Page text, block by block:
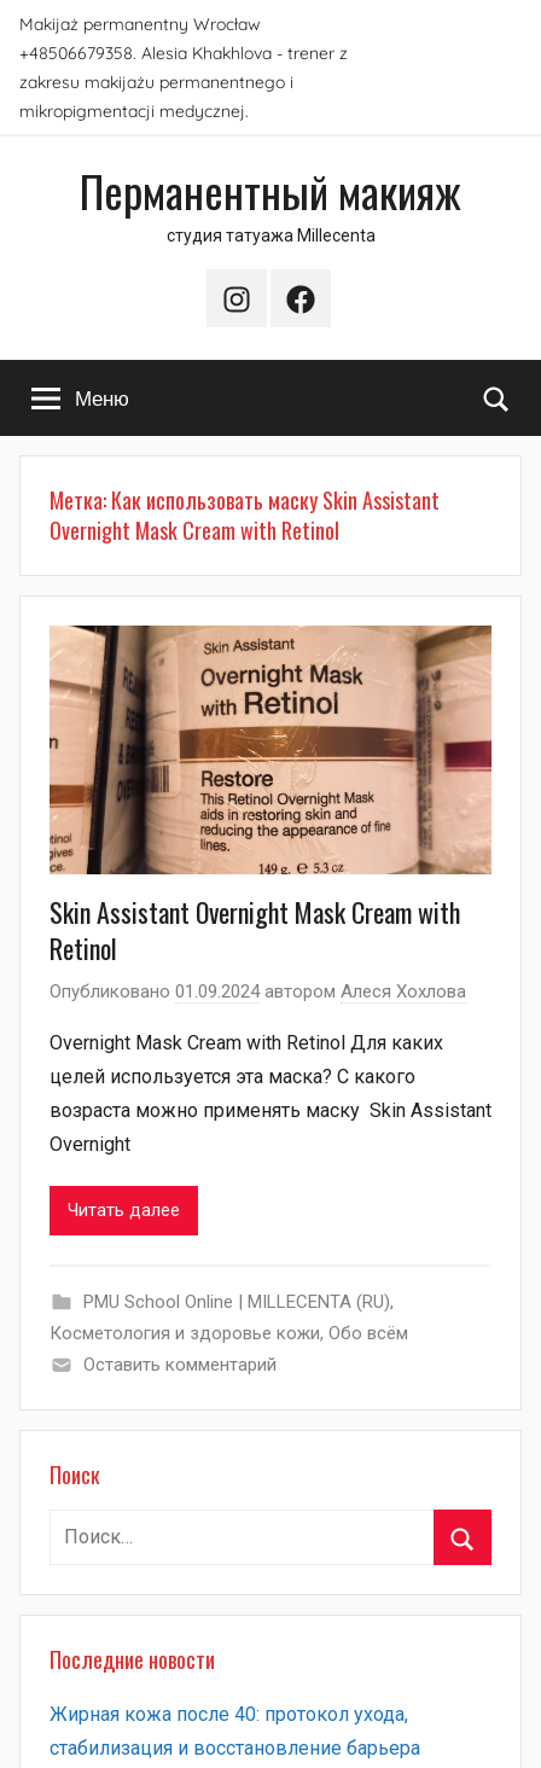
Перейти
содержимому
Makijaż permanentny Wrocław
+48506679358. Alesia Khakhlova - trener z
zakresu makijażu permanentnego i
mikropigmentacji medycznej.
Перманентный макияж
студия татуажа Millecenta
InstagramFacebook
Меню
Метка:Как использовать маску Skin Assistant
Overnight Mask Cream with Retinol
Skin Assistant Overnight Mask Cream with
Retinol
Опубликовано 01.09.2024автором Алеся Хохлова
Overnight Mask Cream with Retinol Для каких
целей используется эта маска? С какого
возраста можно применять маску Skin Assistant
Overnight
Читать далее
PMU School Online | MILLECENTA (RU),
Косметология и здоровье кожи, Обо всём
Оставить комментарий
Поиск
Найти:
Последние новости
Жирная кожа после 40: протокол ухода,
стабилизация и восстановление барьера